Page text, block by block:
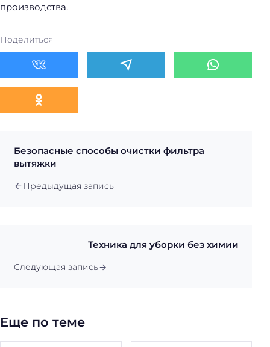
производства.
Поделиться
Безопасные способы очистки фильтра
вытяжки
Предыдущая запись
Техника для уборки без химии
Следующая запись
Еще по теме